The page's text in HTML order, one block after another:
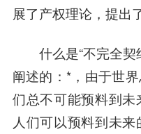
展了产权理论，提出
什么是“不完全契
阐述的：*，由于世
们总不可能预料到
人们可以预料到未